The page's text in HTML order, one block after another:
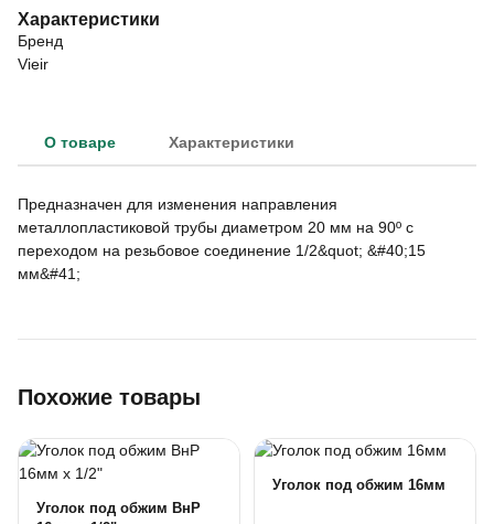
Характеристики
Бренд
Vieir
О товаре Характеристики
Предназначен для изменения направления
металлопластиковой трубы диаметром 20 мм на 90º с
переходом на резьбовое соединение 1/2&quot; &#40;15
мм&#41;
Похожие товары
Уголок под обжим ВнР
Уголок под обжим 16мм